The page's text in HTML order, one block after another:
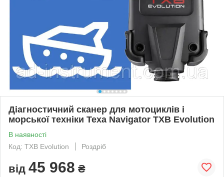
Діагностичний сканер для мотоциклів і
морської техніки Texa Navigator TXB Evolution
В наявності
Код: TXB Evolution
Роздріб
від 45 968 ₴